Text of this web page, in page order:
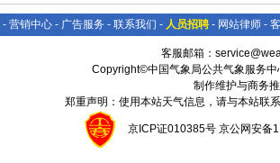
- 营销中心 - 广告服务 - 联系我们 - 人员招聘 - 网站律师 -
客服邮箱：
Copyright©中国气象局公共气象服务
制作维护与商务
郑重声明：使用本站天气信息，请与本站联
京ICP证010385号 京公网安备